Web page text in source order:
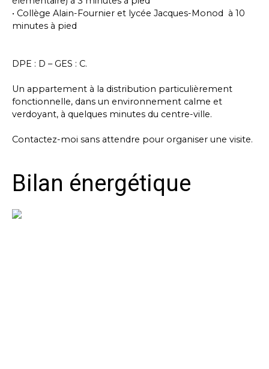
• Collège Alain-Fournier et lycée Jacques-Monod à 10
minutes à pied
DPE : D – GES : C.
Un appartement à la distribution particulièrement
fonctionnelle, dans un environnement calme et
verdoyant, à quelques minutes du centre-ville.
Contactez-moi sans attendre pour organiser une visite.
Bilan énergétique